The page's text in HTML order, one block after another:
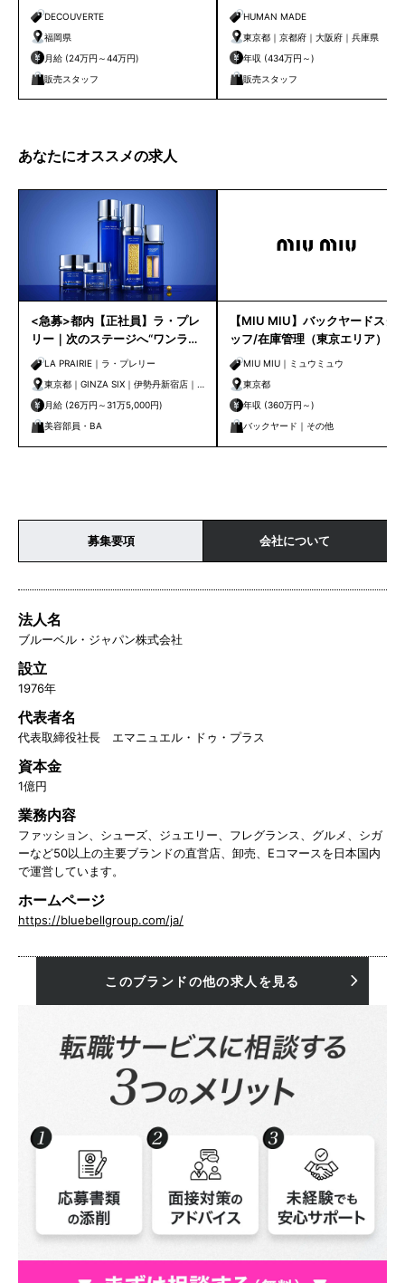
ー｜天神店
DECOUVERTE
福岡県
月給 (24万円～44万円)
販売スタッフ
候補HUMAN MADE
東京都｜京都府｜大阪府｜兵庫県
年収 (434万円～)
販売スタッフ
あなたにオススメの求人
<急募>都内【正社員】ラ・プレ
リー｜次のステージへ“ワンラン
ク上”を叶えるビューティアドバ
イザー募集
LA PRAIRIE｜ラ・プレリー
東京都｜GINZA SIX｜伊勢丹新宿店｜
銀座三越｜日本橋三越本店｜京王百貨
店 新宿店｜新宿高島屋｜松屋銀座｜渋
月給 (26万円～31万5,000円)
美容部員・BA
【MIU MIU】バックヤードスタ
ッフ/在庫管理（東京エリア）
MIU MIU｜ミュウミュウ
東京都
年収 (360万円～)
バックヤード｜その他
募集要項 会社について
法人名
ブルーベル・ジャパン株式会社
設立
1976年
代表者名
代表取締役社長 エマニュエル・ドゥ・プラス
資本金
1億円
業務内容
ファッション、シューズ、ジュエリー、フレグランス、グルメ、シガ
ーなど50以上の主要ブランドの直営店、卸売、Eコマースを日本国内
で運営しています。
ホームページ
https://bluebellgroup.com/ja/
このブランドの他の求人を見る